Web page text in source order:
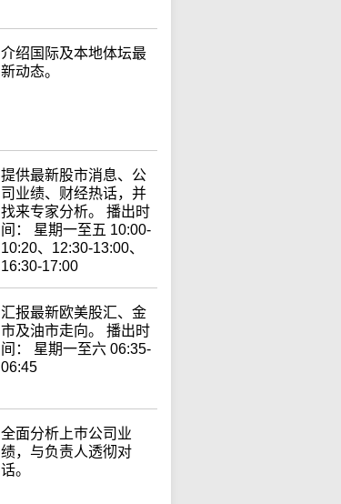
介绍国际及本地体坛最
新动态。
提供最新股市消息、公
司业绩、财经热话，并
找来专家分析。 播出时
间： 星期一至五 10:00-
10:20、12:30-13:00、
16:30-17:00
汇报最新欧美股汇、金
市及油市走向。 播出时
间： 星期一至六 06:35-
06:45
全面分析上巿公司业
绩，与负责人透彻对
话。